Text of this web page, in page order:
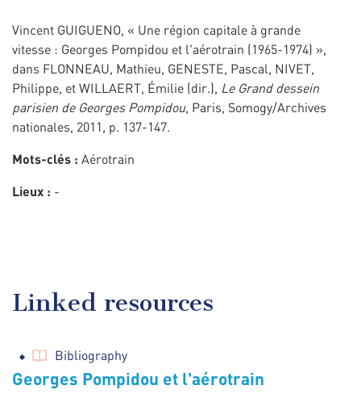
Vincent GUIGUENO, « Une région capitale à grande
vitesse : Georges Pompidou et l'aérotrain (1965-1974) »,
dans FLONNEAU, Mathieu, GENESTE, Pascal, NIVET,
Philippe, et WILLAERT, Émilie (dir.), Le Grand dessein
parisien de Georges Pompidou, Paris, Somogy/Archives
nationales, 2011, p. 137-147.
Mots-clés : Aérotrain
Lieux : -
Linked resources
Bibliography
Georges Pompidou et l'aérotrain